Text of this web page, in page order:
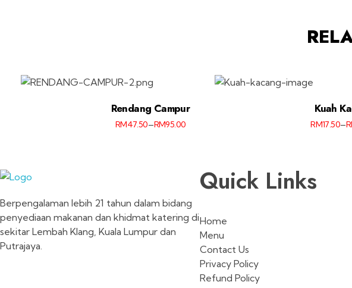
Rendang Campur
RM47.50–RM95.00
Kuah
RM17.50–
Berpengalaman lebih 21 tahun dalam bidang
penyediaan makanan dan khidmat katering di
sekitar Lembah Klang, Kuala Lumpur dan
Putrajaya.
Quick Links
Home
Menu
Contact Us
Privacy Policy
Refund Policy